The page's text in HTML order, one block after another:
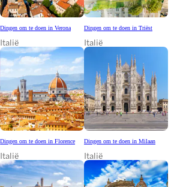
Dingen om te doen in Verona
Italië
Dingen om te doen in Triëst
Italië
Dingen om te doen in Florence
Italië
Dingen om te doen in Milaan
Italië